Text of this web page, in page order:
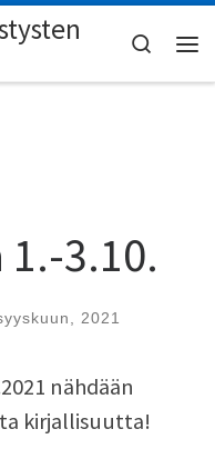
Search
3.10.
2021
nähdään
kirjallisuutta!